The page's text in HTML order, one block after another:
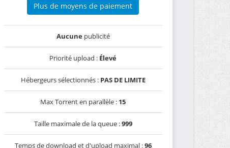
Plus de moyens de paiement
Aucunepublicité
Priorité upload : Élevé
Hébergeurs sélectionnés : PAS DE LIMITE
Max Torrent en parallèle : 15
Taille maximale de la queue :999
Temps de download et d'upload maximal :96